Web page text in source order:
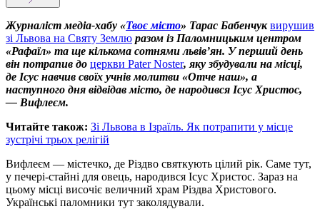
Журналіст медіа-хабу «Твоє місто» Тарас Бабенчуквирушив
зі Львова на Святу Землю разом із Паломницьким центром
«Рафаїл» та ще кількома сотнями львів’ян. У перший день
він потрапив до церкви Pater Noster, яку збудували на місці,
де Ісус навчив своїх учнів молитви «Отче наш», а
наступного дня відвідав місто, де народився Ісус Христос,
— Вифлеєм.
Читайте також: Зі Львова в Ізраїль. Як потрапити у місце
зустрічі трьох релігій
Вифлеєм — містечко, де Різдво святкують цілий рік. Саме тут,
у печері-стайні для овець, народився Ісус Христос. Зараз на
цьому місці височіє величний храм Різдва Христового.
Українські паломники тут заколядували.